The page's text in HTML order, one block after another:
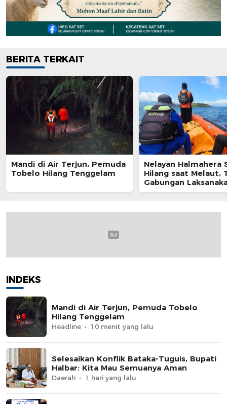
BERITA TERKAIT
Mandi di Air Terjun, Pemuda
Tobelo Hilang Tenggelam
Nelayan Halmahera
Hilang saat Melaut,
Gabungan
Pencarian
INDEKS
Mandi di Air Terjun, Pemuda Tobelo
Hilang Tenggelam
Headline 10 menit yang lalu
Selesaikan Konflik Bataka-Tuguis, Bupati
Halbar: Kita Mau Semuanya Aman
Daerah 1 hari yang lalu